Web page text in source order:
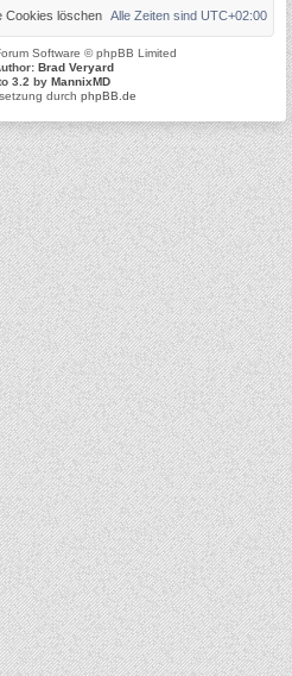
Alle Zeiten sind UTC+02:00
Cookies löschen
Software © phpBB Limited
Brad Veryard
3.2 by MannixMD
durch phpBB.de